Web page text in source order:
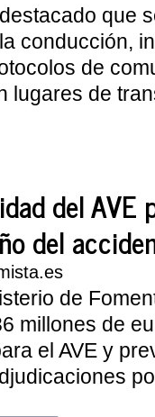
que
conducción,
de
lugares de
del AVE
del
de
millones de
el AVE y